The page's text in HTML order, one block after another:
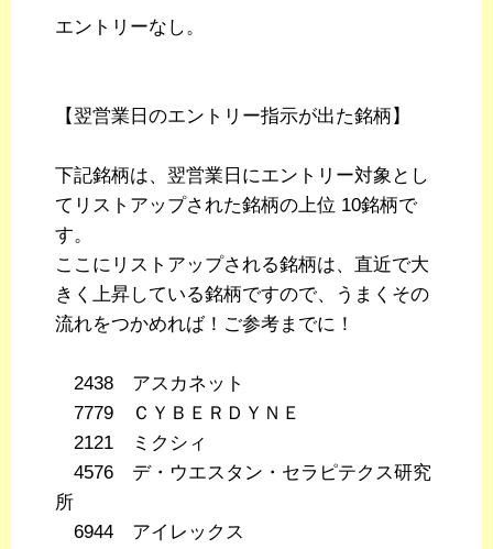
エントリーなし。
【翌営業日のエントリー指示が出た銘柄】
下記銘柄は、翌営業日にエントリー対象とし
てリストアップされた銘柄の上位 10銘柄で
す。
ここにリストアップされる銘柄は、直近で大
きく上昇している銘柄ですので、うまくその
流れをつかめれば！ご参考までに！
2438 アスカネット
7779 ＣＹＢＥＲＤＹＮＥ
2121 ミクシィ
4576 デ・ウエスタン・セラピテクス研究
所
6944 アイレックス